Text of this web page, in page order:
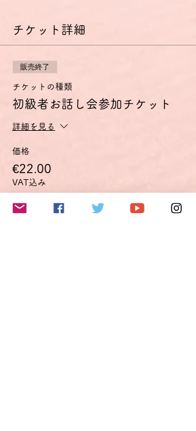
チケット詳細
販売終了
チケットの種類
初級者お話し会参加チケット
詳細を見る
価格
€22.00
VAT込み